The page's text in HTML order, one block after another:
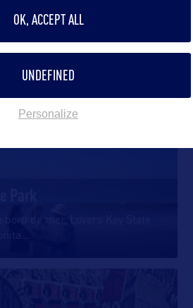
MÊME CATEGORIE
bord de mer, Lovers Key State
OK, ACCEPT ALL
UNDEFINED
Personalize